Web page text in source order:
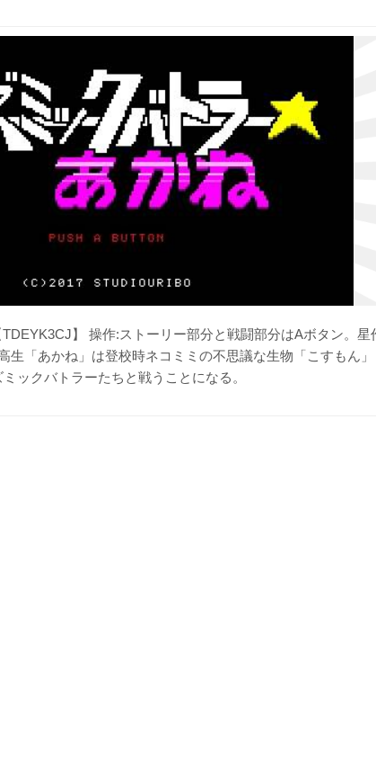
】 操作:ストーリー部分と戦闘部分はAボタン。
生「あかね」は登校時ネコミミの不思議な生物「こすもん
ックバトラーたちと戦うことになる。